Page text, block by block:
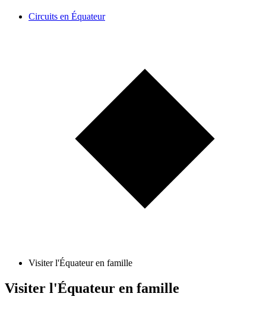
Circuits en Équateur
Visiter l'Équateur en famille
Visiter l'Équateur en famille